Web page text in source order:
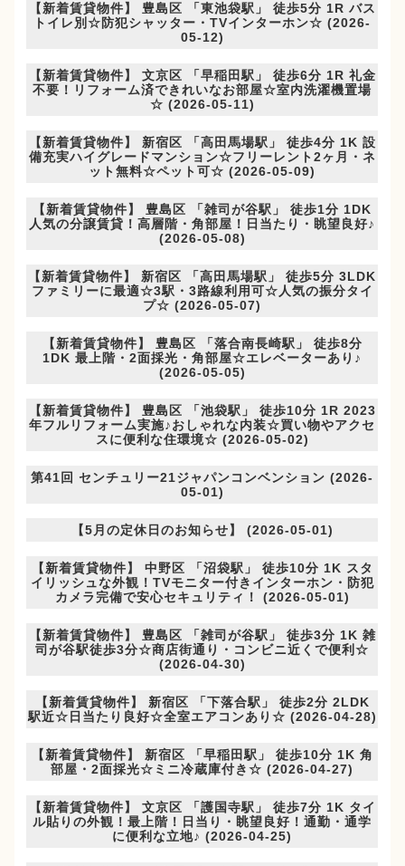
【新着賃貸物件】 豊島区 「東池袋駅」 徒歩5分 1R バス
トイレ別☆防犯シャッター・TVインターホン☆ (2026-
05-12)
【新着賃貸物件】 文京区 「早稲田駅」 徒歩6分 1R 礼金
不要！リフォーム済できれいなお部屋☆室内洗濯機置場
☆ (2026-05-11)
【新着賃貸物件】 新宿区 「高田馬場駅」 徒歩4分 1K 設
備充実ハイグレードマンション☆フリーレント2ヶ月・ネ
ット無料☆ペット可☆ (2026-05-09)
【新着賃貸物件】 豊島区 「雑司が谷駅」 徒歩1分 1DK
人気の分譲賃貸！高層階・角部屋！日当たり・眺望良好♪
(2026-05-08)
【新着賃貸物件】 新宿区 「高田馬場駅」 徒歩5分 3LDK
ファミリーに最適☆3駅・3路線利用可☆人気の振分タイ
プ☆ (2026-05-07)
【新着賃貸物件】 豊島区 「落合南長崎駅」 徒歩8分
1DK 最上階・2面採光・角部屋☆エレベーターあり♪
(2026-05-05)
【新着賃貸物件】 豊島区 「池袋駅」 徒歩10分 1R 2023
年フルリフォーム実施♪おしゃれな内装☆買い物やアクセ
スに便利な住環境☆ (2026-05-02)
第41回 センチュリー21ジャパンコンベンション (2026-
05-01)
【5月の定休日のお知らせ】 (2026-05-01)
【新着賃貸物件】 中野区 「沼袋駅」 徒歩10分 1K スタ
イリッシュな外観！TVモニター付きインターホン・防犯
カメラ完備で安心セキュリティ！ (2026-05-01)
【新着賃貸物件】 豊島区 「雑司が谷駅」 徒歩3分 1K 雑
司が谷駅徒歩3分☆商店街通り・コンビニ近くで便利☆
(2026-04-30)
【新着賃貸物件】 新宿区 「下落合駅」 徒歩2分 2LDK
駅近☆日当たり良好☆全室エアコンあり☆ (2026-04-28)
【新着賃貸物件】 新宿区 「早稲田駅」 徒歩10分 1K 角
部屋・2面採光☆ミニ冷蔵庫付き☆ (2026-04-27)
【新着賃貸物件】 文京区 「護国寺駅」 徒歩7分 1K タイ
ル貼りの外観！最上階！日当り・眺望良好！通勤・通学
に便利な立地♪ (2026-04-25)